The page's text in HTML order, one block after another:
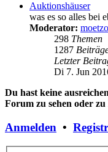
Auktionshäuser
was es so alles bei
Moderator: moetzo
298 Themen
1287
Letzter
Di 7. Jun
Du hast keine
Forum zu sehen oder zu
Anmelden •